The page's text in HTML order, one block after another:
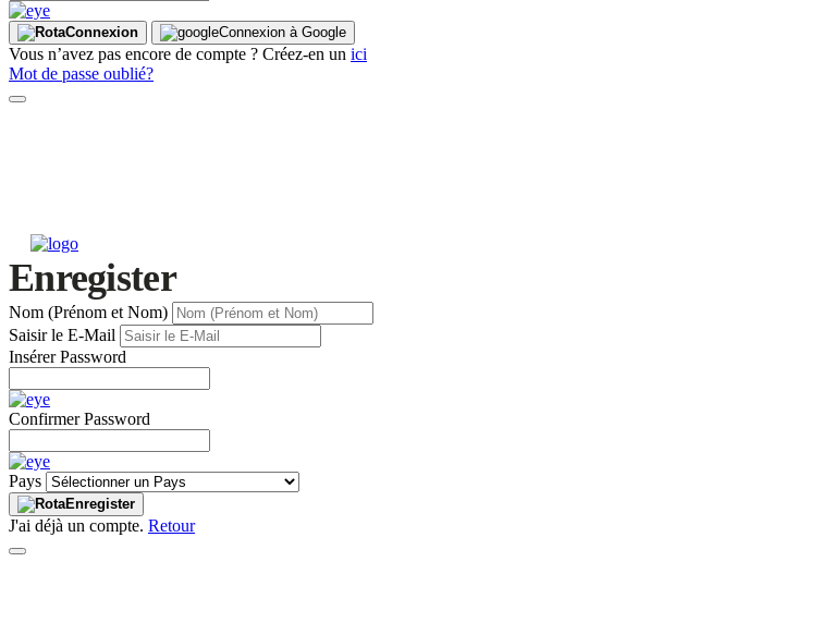
Connexion Connexion à Google
Vous n’avez pas encore de compte ? Créez-en un ici
Mot de passe oublié?
Enregister
Nom (Prénom et Nom)
Saisir le E-Mail
Insérer Password
Confirmer Password
Pays
Enregister
J'ai déjà un compte. Retour